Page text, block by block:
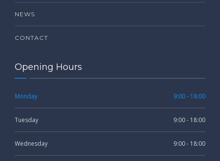
NEWS
CONTACT
Opening Hours
Monday 9:00 - 18:00
Tuesday 9:00 - 18:00
Wednesday 9:00 - 18:00